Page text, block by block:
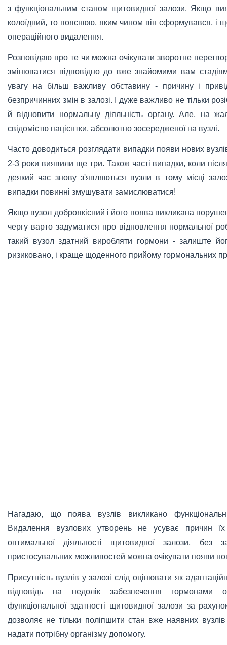
з функціональним станом щитовидної залози. Якщо
колоїдний, то пояснюю, яким чином він сформувався, і
операційного видалення.
Розповідаю про те чи можна очікувати зворотне
змінюватися відповідно до вже знайомими вам
увагу на більш важливу обставину - причину і
безпричинних змін в залозі. І дуже важливо не тільки
й відновити нормальну діяльність органу. Але, на
свідомістю пацієнтки, абсолютно зосередженої на вузлі.
Часто доводиться розглядати випадки появи нових
2-3 роки виявили ще три. Також часті випадки, коли
деякий час знову з'являються вузли в тому місці
випадки повинні змушувати замислюватися!
Якщо вузол доброякісний і його поява викликана
чергу варто задуматися про відновлення нормальної
такий вузол здатний виробляти гормони - залиште
ризиковано, і краще щоденного прийому гормональних
Нагадаю, що поява вузлів викликано
Видалення вузлових утворень не усуває причин
оптимальної діяльності щитовидної залози, без
пристосувальних можливостей можна очікувати появи
Присутність вузлів у залозі слід оцінювати як
відповідь на недолік забезпечення гормонами
функціональної здатності щитовидної залози за
дозволяє не тільки поліпшити стан вже наявних
надати потрібну організму допомогу.